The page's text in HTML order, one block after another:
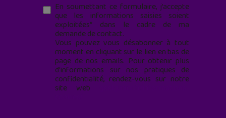
En soumettant ce formulaire, j’accepte
que les informations saisies soient
exploitées* dans le cadre de ma
demande de contact.
Vous pouvez vous désabonner à tout
moment en cliquant sur le lien en bas de
page de nos emails. Pour obtenir plus
d'informations sur nos pratiques de
confidentialité, rendez-vous sur notre
site web